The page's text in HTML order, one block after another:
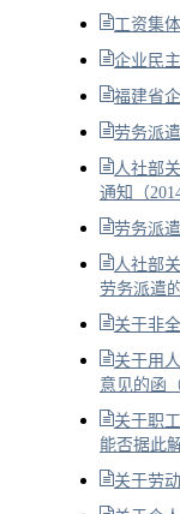
工资集
企业民
福建省
劳务派
人社部
通知（2014
劳务派
人社部
劳务派遣
关于非
关于用
意见的函（
关于职
能否据此
关于劳